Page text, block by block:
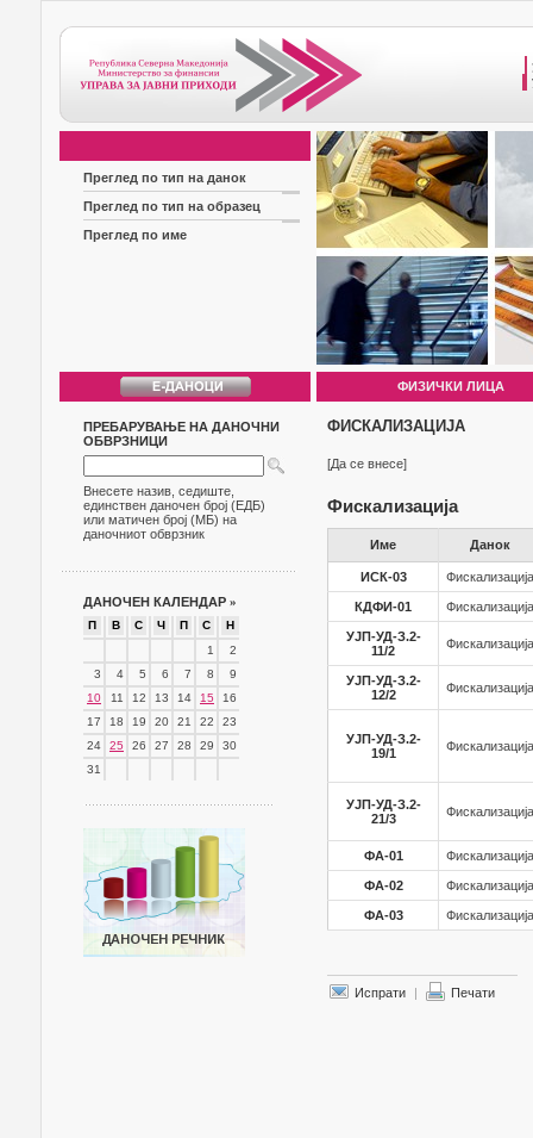
Преглед по тип на данок
Преглед по тип на образец
Преглед по име
ФИЗИЧКИ ЛИЦА
ПРЕБАРУВАЊЕ НА ДАНОЧНИ
ОБВРЗНИЦИ
Внесете назив, седиште,
единствен даночен број (ЕДБ)
или матичен број (МБ) на
даночниот обврзник
ДАНОЧЕН КАЛЕНДАР »
П В С Ч П С
Н
1
2
3
4 5 6 7 8
9
10
11 12 13 14 15
16
17
18 19 20 21 22
23
24
25 26 27 28 29
30
31
ФИСКАЛИЗАЦИЈА
[Да се внесе]
Фискализација
Име Данок
ИСК-03 Фискализација
КДФИ-01 Фискализација
УЈП-УД-З.2-
11/2
Фискализација
УЈП-УД-З.2-
12/2
Фискализација
УЈП-УД-З.2-
19/1
Фискализација
УЈП-УД-З.2-
21/3
Фискализација
ФА-01 Фискализација
ФА-02 Фискализација
ФА-03 Фискализација
Испрати | Печати